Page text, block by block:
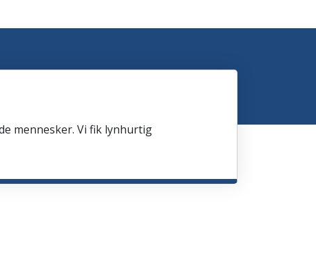
mennesker. Vi fik lynhurtig